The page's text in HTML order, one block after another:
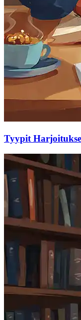
Tyypit